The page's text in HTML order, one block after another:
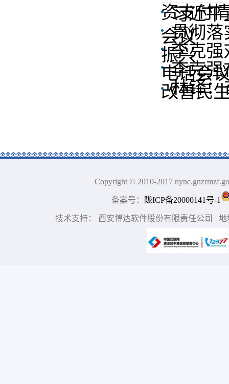
资支付
习近平
会议
贯彻
振兴
李克强
电话会
李克
改善民
林铎：
Copyright © 2010-2017
备案号： 陇ICP备20000141号-1
技术支持： 西安博达软件股份有限责任公司 地